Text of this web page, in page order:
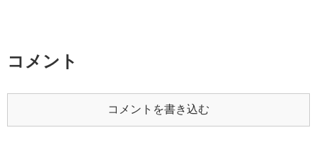
コメント
コメントを書き込む